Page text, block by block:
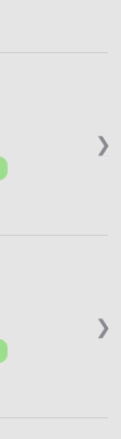
❯
❯